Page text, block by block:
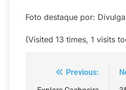
Foto destaque por:
(Visited 13 times, 1 visits
Navegação
Previous: